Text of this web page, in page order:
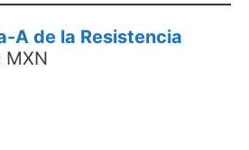
A de la Resistencia
MXN